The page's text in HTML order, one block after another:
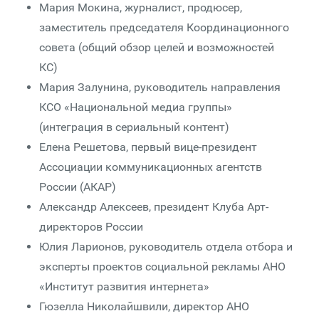
Мария Мокина, журналист, продюсер,
заместитель председателя Координационного
совета (общий обзор целей и возможностей
КС)
Мария Залунина, руководитель направления
КСО «Национальной медиа группы»
(интеграция в сериальный контент)
Елена Решетова, первый вице-президент
Ассоциации коммуникационных агентств
России (АКАР)
Александр Алексеев, президент Клуба Арт-
директоров России
Юлия Ларионов, руководитель отдела отбора и
эксперты проектов социальной рекламы АНО
«Институт развития интернета»
Гюзелла Николайшвили, директор АНО